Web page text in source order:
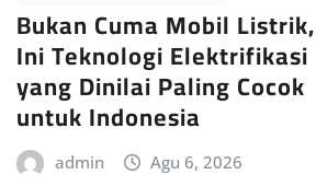
Bukan Cuma Mobil Listrik,
Ini Teknologi Elektrifikasi
yang Dinilai Paling Cocok
untuk Indonesia
admin Agu 6, 2026